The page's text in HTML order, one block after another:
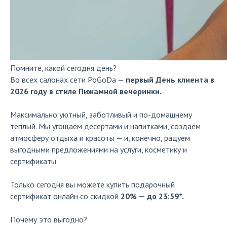
Помните, какой сегодня день?
Во всех салонах сети PoGoDa — первый День клиента в
2026 году в стиле Пижамной вечеринки.
Максимально уютный, заботливый и по-домашнему
тёплый. Мы угощаем десертами и напитками, создаём
атмосферу отдыха и красоты — и, конечно, радуем
выгодными предложениями на услуги, косметику и
сертификаты.
Только сегодня вы можете купить подарочный
сертификат онлайн со скидкой 20% — до 23:59*.
Почему это выгодно?